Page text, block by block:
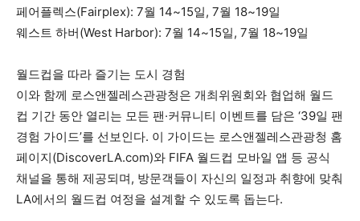
페어플렉스(Fairplex): 7월 14~15일, 7월 18~19일
웨스트 하버(West Harbor): 7월 14~15일, 7월 18~19일
월드컵을 따라 즐기는 도시 경험
이와 함께 로스앤젤레스관광청은 개최위원회와 협업해 월드
컵 기간 동안 열리는 모든 팬·커뮤니티 이벤트를 담은 ‘39일 팬
경험 가이드’를 선보인다. 이 가이드는 로스앤젤레스관광청 홈
페이지(DiscoverLA.com)와 FIFA 월드컵 모바일 앱 등 공식
채널을 통해 제공되며, 방문객들이 자신의 일정과 취향에 맞춰
LA에서의 월드컵 여정을 설계할 수 있도록 돕는다.